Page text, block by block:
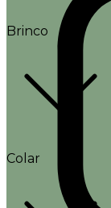
Brinco
Colar